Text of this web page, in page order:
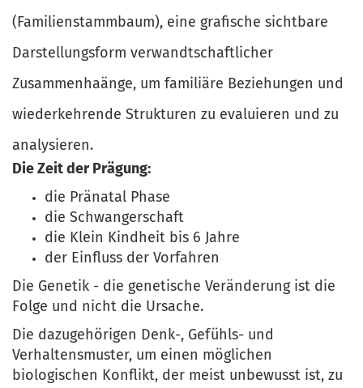
(Familienstammbaum), eine grafische sichtbare
Darstellungsform verwandtschaftlicher
Zusammenhaänge, um familiäre Beziehungen und
wiederkehrende Strukturen zu evaluieren und zu
analysieren.
Die Zeit der Prägung:
die Pränatal Phase
die Schwangerschaft
die Klein Kindheit bis 6 Jahre
der Einfluss der Vorfahren
Die Genetik - die genetische Veränderung ist die
Folge und nicht die Ursache.
Die dazugehörigen Denk-, Gefühls- und
Verhaltensmuster, um einen möglichen
biologischen Konflikt, der meist unbewusst ist, zu